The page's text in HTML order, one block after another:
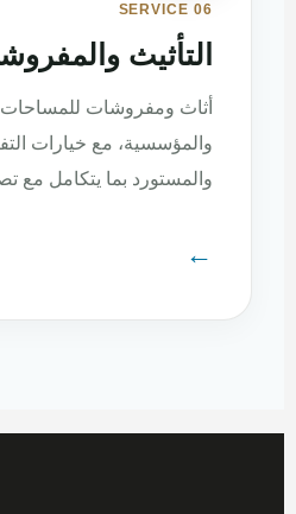
SERVICE 06
التأثيث
أثاث ومفروشات للمساحات
والمؤسسية، مع خيارات
والمستورد بما يتكامل مع
←